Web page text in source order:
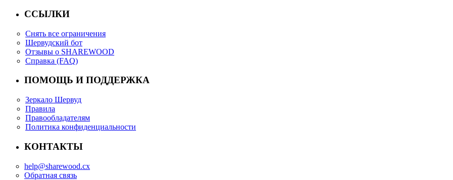
ССЫЛКИ
Снять все ограничения
Шервудский бот
Отзывы о SHAREWOOD
Справка (FAQ)
ПОМОЩЬ И ПОДДЕРЖКА
Зеркало Шервуд
Правила
Правообладателям
Политика конфиденциальности
КОНТАКТЫ
help@sharewood.cx
Обратная связь